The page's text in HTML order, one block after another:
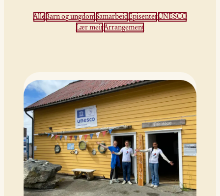
AlleBarn og ungdomSamarbeidEpisenterUNESCO
Lær meirArrangement